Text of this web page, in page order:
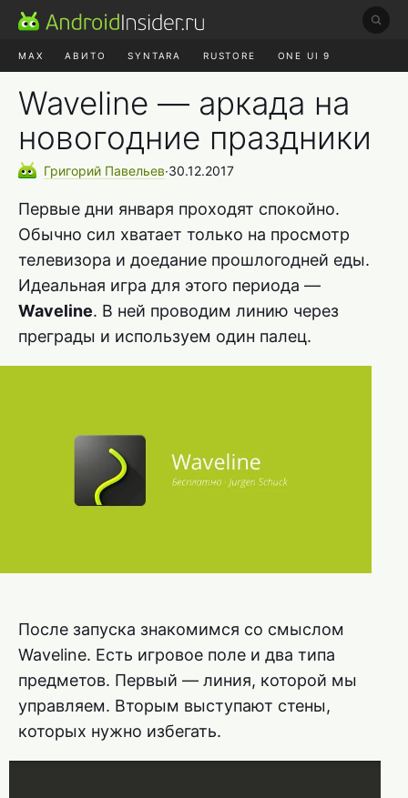
MAX АВИТО SYNTARA RUSTORE ONE UI 9
Waveline — аркада на
новогодние праздники
Григорий Павельев∙30.12.2017
Первые дни января проходят спокойно.
Обычно сил хватает только на просмотр
телевизора и доедание прошлогодней еды.
Идеальная игра для этого периода —
Waveline. В ней проводим линию через
преграды и используем один палец.
После запуска знакомимся со смыслом
Waveline. Есть игровое поле и два типа
предметов. Первый — линия, которой мы
управляем. Вторым выступают стены,
которых нужно избегать.